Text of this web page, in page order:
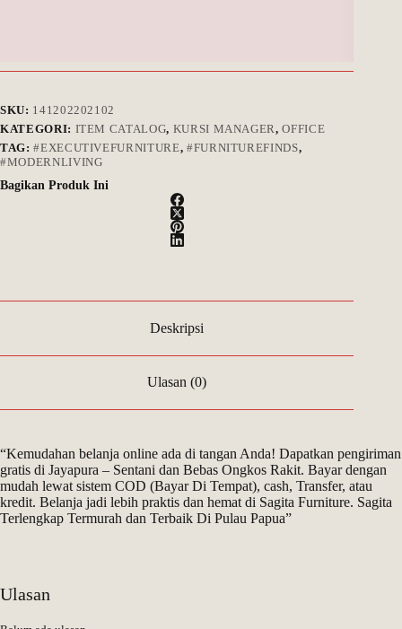
SKU: 141202202102
KATEGORI: ITEM CATALOG, KURSI MANAGER,OFFICE
TAG:#EXECUTIVEFURNITURE, #FURNITUREFINDS,
#MODERNLIVING
Bagikan Produk Ini
Deskripsi
Ulasan (0)
“Kemudahan belanja online ada di tangan Anda! Dapatkan pengiriman
gratis di Jayapura – Sentani dan Bebas Ongkos Rakit. Bayar dengan
mudah lewat sistem COD (Bayar Di Tempat), cash, Transfer, atau
kredit. Belanja jadi lebih praktis dan hemat di Sagita Furniture. Sagita
Terlengkap Termurah dan Terbaik Di Pulau Papua”
Ulasan